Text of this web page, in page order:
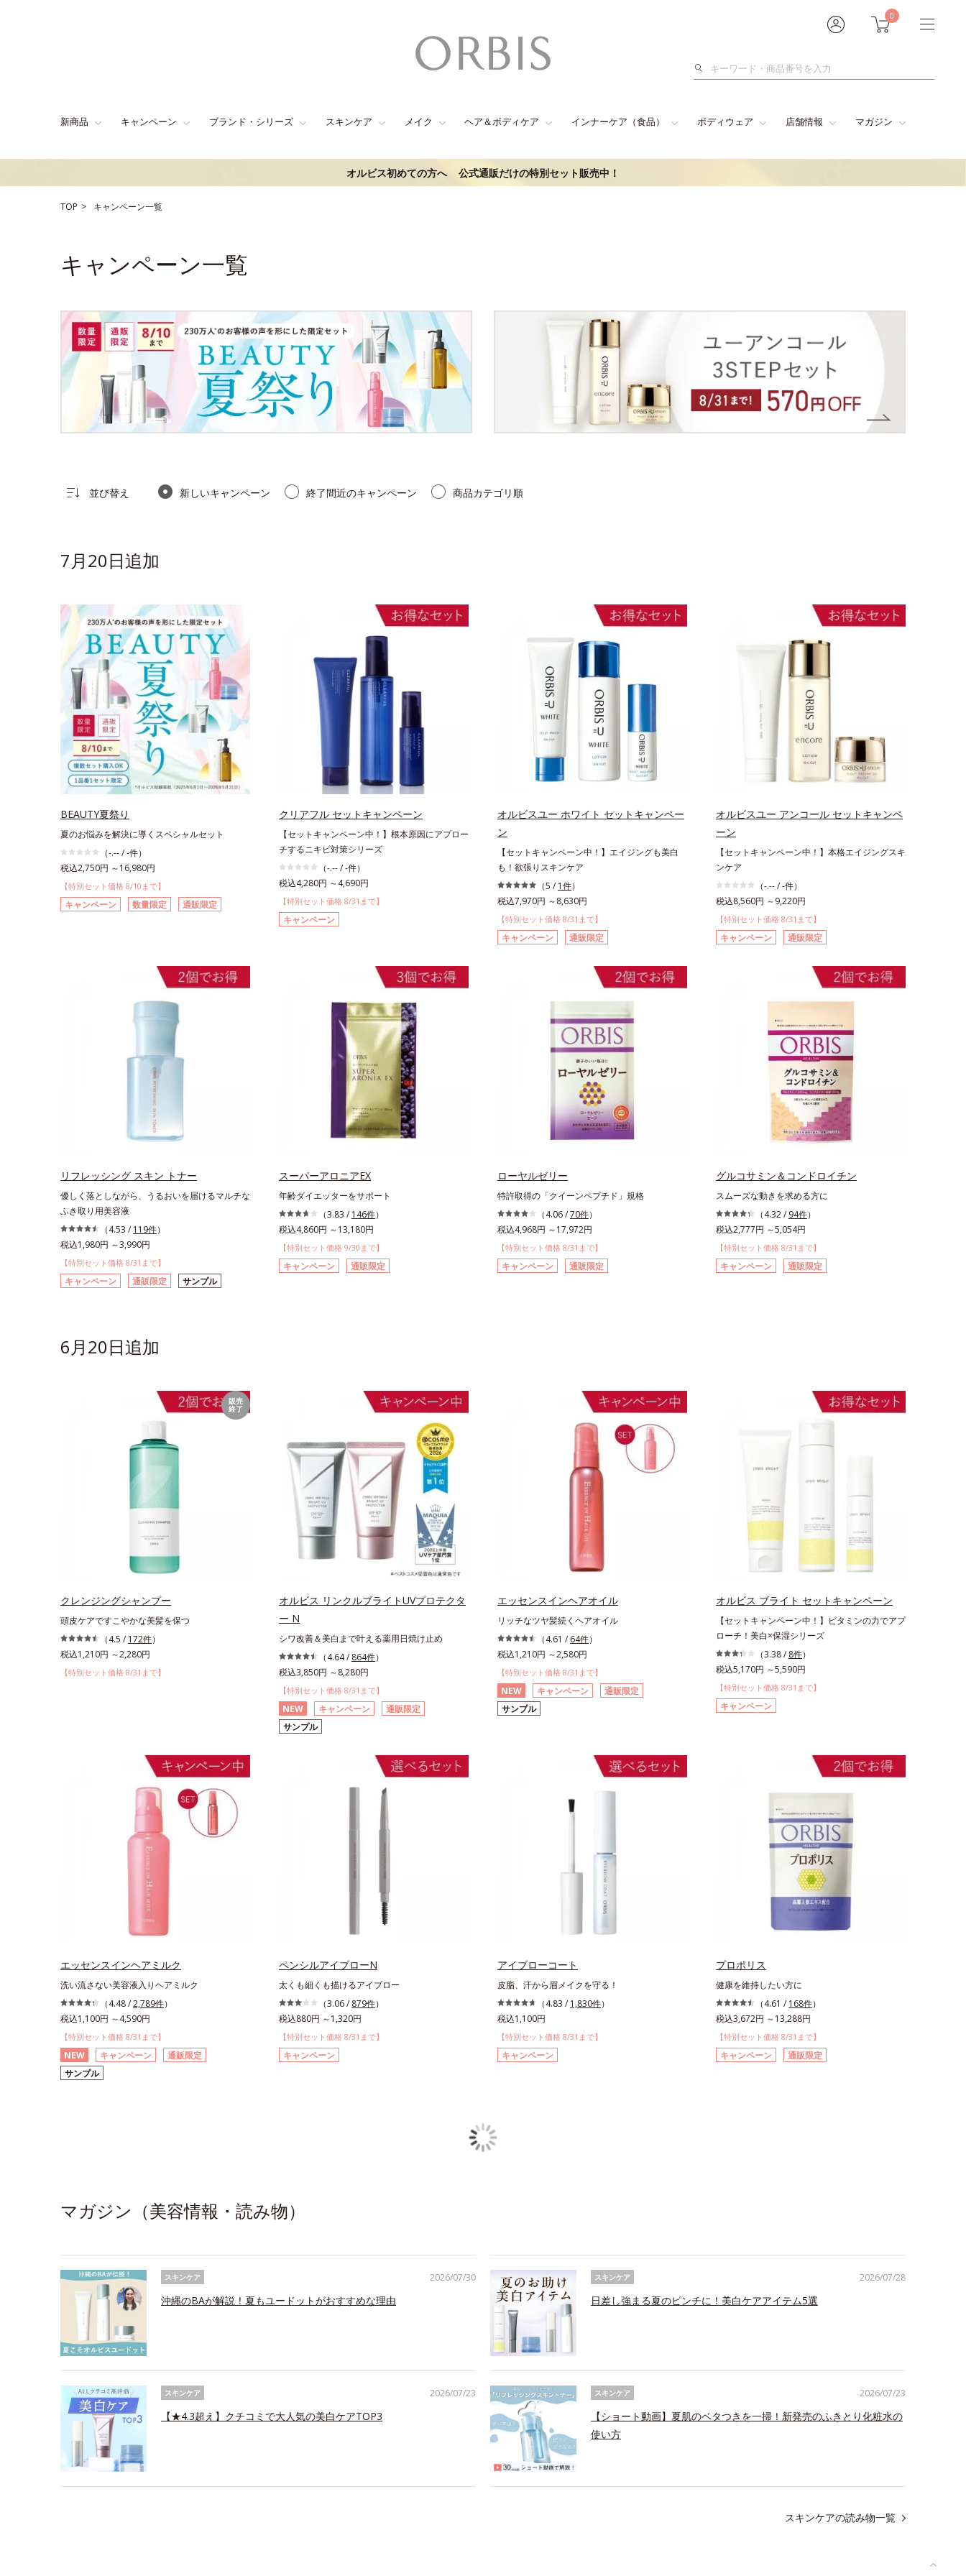
0
検
新商品 キャンペーン ブランド・シリーズ スキンケア メイク ヘア＆ボディケア インナーケア（食品） ボディウェア 店舗情報 マガジン
オルビス初めての方へ 公式通販だけの特別セット販売中！
TOP キャンペーン一覧
キャンペーン一覧
並び替え 新しいキャンペーン 終了間近のキャンペーン 商品カテゴリ順
7月20日追加
BEAUTY夏祭り
夏のお悩みを解決に導くスペシャルセット
（-.-- / -件）
税込2,750円 ～16,980円
【特別セット価格 8/10まで】
キャンペーン 数量限定 通販限定
クリアフル セットキャンペーン
【セットキャンペーン中！】根本原因にアプロー
チするニキビ対策シリーズ
（-.-- / -件）
税込4,280円 ～4,690円
【特別セット価格 8/31まで】
キャンペーン
オルビスユー ホワイト セットキャンペー
ン
【セットキャンペーン中！】エイジングも美白
も！欲張りスキンケア
（5 / 1件）
税込7,970円 ～8,630円
【特別セット価格 8/31まで】
キャンペーン 通販限定
オルビスユー アンコール セットキャンペ
ーン
【セットキャンペーン中！】本格エイジングスキ
ンケア
（-.-- / -件）
税込8,560円 ～9,220円
【特別セット価格 8/31まで】
キャンペーン 通販限定
リフレッシング スキン トナー
優しく落としながら、うるおいを届けるマルチな
ふき取り用美容液
（4.53 / 119件）
税込1,980円 ～3,990円
【特別セット価格 8/31まで】
キャンペーン 通販限定 サンプル
スーパーアロニアEX
年齢ダイエッターをサポート
（3.83 / 146件）
税込4,860円 ～13,180円
【特別セット価格 9/30まで】
キャンペーン 通販限定
ローヤルゼリー
特許取得の「クイーンペプチド」規格
（4.06 /70件）
税込4,968円 ～17,972円
【特別セット価格 8/31まで】
キャンペーン 通販限定
グルコサミン＆コンドロイチン
スムーズな動きを求める方に
（4.32 / 94件）
税込2,777円 ～5,054円
【特別セット価格 8/31まで】
キャンペーン 通販限定
6月20日追加
販売
終了
クレンジングシャンプー
頭皮ケアですこやかな美髪を保つ
（4.5 / 172件）
税込1,210円 ～2,280円
【特別セット価格 8/31まで】
オルビス リンクルブライトUVプロテクタ
ー N
シワ改善＆美白まで叶える薬用日焼け止め
（4.64 / 864件）
税込3,850円 ～8,280円
【特別セット価格 8/31まで】
NEW キャンペーン
通販限定
サンプル
エッセンスインヘアオイル
リッチなツヤ髪続くヘアオイル
（4.61 / 64件）
税込1,210円 ～2,580円
【特別セット価格 8/31まで】
NEW キャンペーン
通販限定
サンプル
オルビス ブライト セットキャンペーン
【セットキャンペーン中！】ビタミンの力でアプ
ローチ！美白×保湿シリーズ
（3.38 / 8件）
税込5,170円 ～5,590円
【特別セット価格 8/31まで】
キャンペーン
エッセンスインヘアミルク
洗い流さない美容液入りヘアミルク
（4.48 /2,789件）
税込1,100円 ～4,590円
【特別セット価格 8/31まで】
NEW キャンペーン
通販限定
サンプル
ペンシルアイブローN
太くも細くも描けるアイブロー
（3.06 / 879件）
税込880円 ～1,320円
【特別セット価格 8/31まで】
キャンペーン
アイブローコート
皮脂、汗から眉メイクを守る！
（4.83 / 1,830件）
税込1,100円
【特別セット価格 8/31まで】
キャンペーン
プロポリス
健康を維持したい方に
（4.61 / 168件）
税込3,672円 ～13,288円
【特別セット価格 8/31まで】
キャンペーン 通販限定
マガジン（美容情報・読み物）
スキンケア
沖縄のBAが解説！夏もユードットがおすすめな理由
2026/07/30 スキンケア
日差し強まる夏のピンチに！美白ケアアイテム5選
2026/07/28
スキンケア
【★4.3超え】クチコミで大人気の美白ケアTOP3
2026/07/23 スキンケア
【ショート動画】夏肌のベタつきを一掃！新発売のふきとり化粧水の
使い方
2026/07/23
スキンケアの読み物一覧